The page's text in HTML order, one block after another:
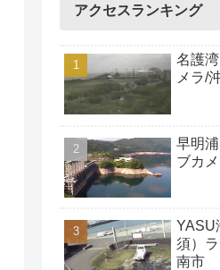
アクセスランキング
名護
メラ/
早明
ブカ
YASU
須）
南市